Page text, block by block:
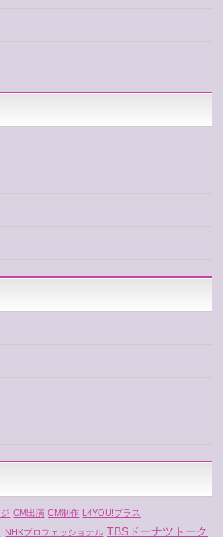
CM出演 CM制作 L4YOU!プラス
NHKプロフェッショナル TBSドーナツトーク